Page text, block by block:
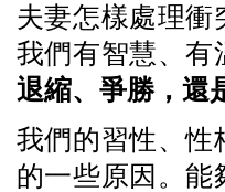
夫妻怎樣處理衝
我們有智慧、有
退縮、爭勝，還
我們的習性、性
的一些原因。能